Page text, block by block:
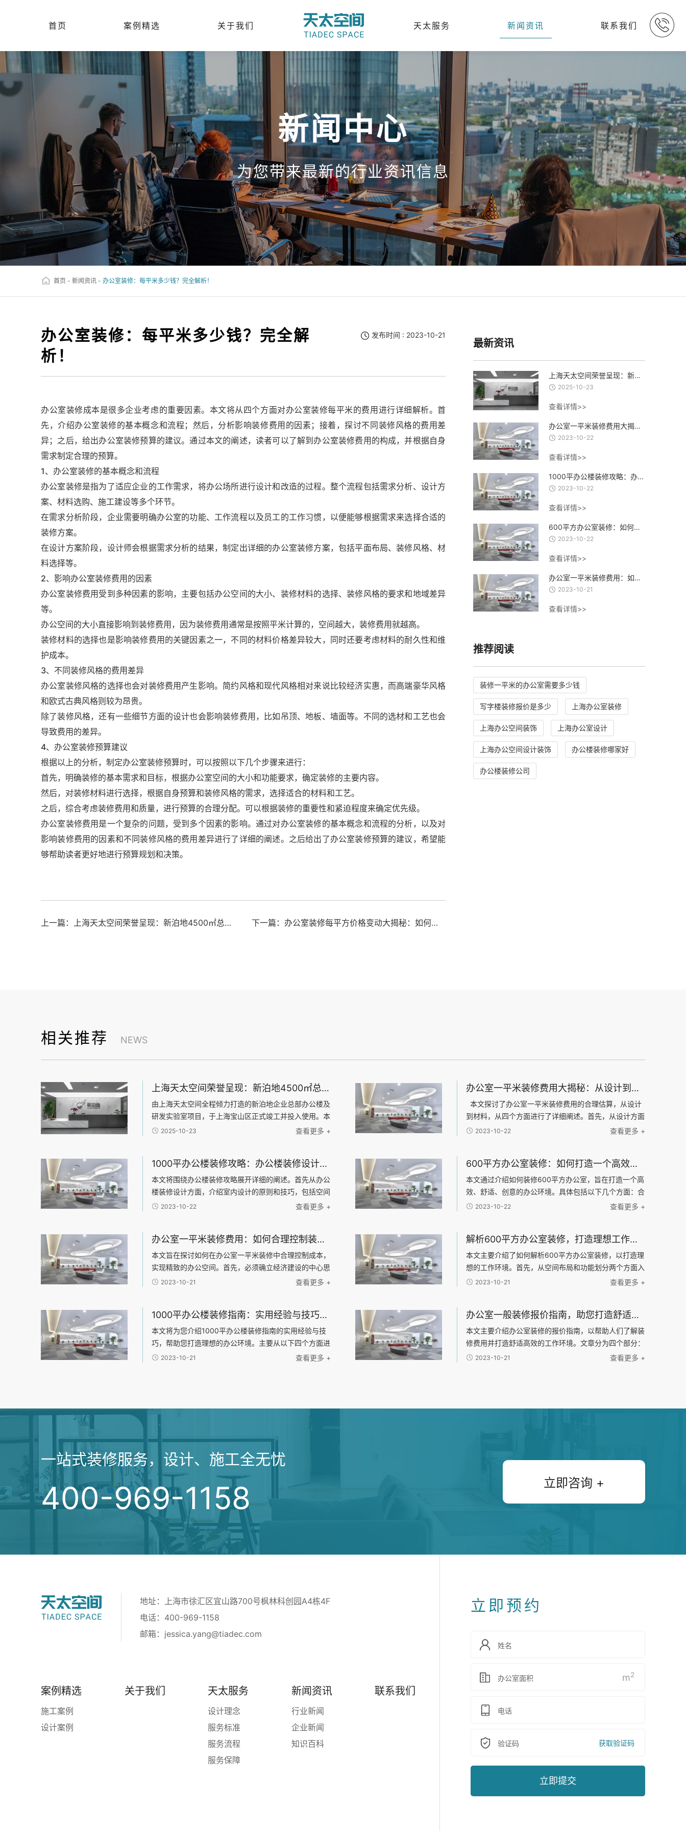
首页 案例精选 关于我们 天太服务 新闻资讯 联系我们
新闻中心
为您带来最新的行业资讯信息
首页 - 新闻资讯 - 办公室装修：每平米多少钱？完全解析！
办公室装修：每平米多少钱？完全解
析！
发布时间 : 2023-10-21
办公室装修成本是很多企业考虑的重要因素。本文将从四个方面对办公室装修每平米的费用进行详细解析。首
先，介绍办公室装修的基本概念和流程；然后，分析影响装修费用的因素；接着，探讨不同装修风格的费用差
异；之后，给出办公室装修预算的建议。通过本文的阐述，读者可以了解到办公室装修费用的构成，并根据自身
需求制定合理的预算。
1、办公室装修的基本概念和流程
办公室装修是指为了适应企业的工作需求，将办公场所进行设计和改造的过程。整个流程包括需求分析、设计方
案、材料选购、施工建设等多个环节。
在需求分析阶段，企业需要明确办公室的功能、工作流程以及员工的工作习惯，以便能够根据需求来选择合适的
装修方案。
在设计方案阶段，设计师会根据需求分析的结果，制定出详细的办公室装修方案，包括平面布局、装修风格、材
料选择等。
2、影响办公室装修费用的因素
办公室装修费用受到多种因素的影响，主要包括办公空间的大小、装修材料的选择、装修风格的要求和地域差异
等。
办公空间的大小直接影响到装修费用，因为装修费用通常是按照平米计算的，空间越大，装修费用就越高。
装修材料的选择也是影响装修费用的关键因素之一，不同的材料价格差异较大，同时还要考虑材料的耐久性和维
护成本。
3、不同装修风格的费用差异
办公室装修风格的选择也会对装修费用产生影响。简约风格和现代风格相对来说比较经济实惠，而高端豪华风格
和欧式古典风格则较为昂贵。
除了装修风格，还有一些细节方面的设计也会影响装修费用，比如吊顶、地板、墙面等。不同的选材和工艺也会
导致费用的差异。
4、办公室装修预算建议
根据以上的分析，制定办公室装修预算时，可以按照以下几个步骤来进行：
首先，明确装修的基本需求和目标，根据办公室空间的大小和功能要求，确定装修的主要内容。
然后，对装修材料进行选择，根据自身预算和装修风格的需求，选择适合的材料和工艺。
之后，综合考虑装修费用和质量，进行预算的合理分配。可以根据装修的重要性和紧迫程度来确定优先级。
办公室装修费用是一个复杂的问题，受到多个因素的影响。通过对办公室装修的基本概念和流程的分析，以及对
影响装修费用的因素和不同装修风格的费用差异进行了详细的阐述。之后给出了办公室装修预算的建议，希望能
够帮助读者更好地进行预算规划和决策。
上一篇：上海天太空间荣誉呈现：新泊地4500㎡总部科研办公一体化空间圆满交付 下一篇：办公室装修每平方价格变动大揭秘：如何合理控制装修成本？
最新资讯
上海天太空间荣誉呈现：新泊地4500㎡总部科研办公一体化空间圆满交付
2025-10-23
查看详情>>
办公室一平米装修费用大揭秘：从设计到材料，了解每一项费用的合理估算
2023-10-22
查看详情>>
1000平办公楼装修攻略：办公楼装修设计、材料选择与施工流程全指南
2023-10-22
查看详情>>
600平方办公室装修：如何打造一个高效、舒适、创意的办公环境？
2023-10-22
查看详情>>
办公室一平米装修费用：如何合理控制装修成本，实现精致办公空间的经济建设
2023-10-21
查看详情>>
推荐阅读
装修一平米的办公室需要多少钱
写字楼装修报价是多少 上海办公室装修
上海办公空间装饰 上海办公室设计
上海办公空间设计装饰 办公楼装修哪家好
办公楼装修公司
相关推荐 NEWS
上海天太空间荣誉呈现：新泊地4500㎡总部科研办公一体化空间圆满交付
由上海天太空间全程倾力打造的新泊地企业总部办公楼及
研发实验室项目，于上海宝山区正式竣工并投入使用。本
项目总面积达4500平方米，是天太空间在高新技术企业
技术企业的独特需求，天太空间设计团队以“专业、高
效、安全”为核心设计原则，精准规划空间架构。我们通
过清晰的动线与功能分区，实现了办公区与实验区的独立
与联动，既保障了研发环境的专业性与安全性，又极大地
2025-10-23 查看更多 +
办公室一平米装修费用大揭秘：从设计到材料，了解每一项费用的合理估算
本文探讨了办公室一平米装修费用的合理估算，从设计
到材料，从四个方面进行了详细阐述。首先，从设计方面
分析了办公室装修所需的设计费用，并介绍了不同设计风
2023-10-22 查看更多 +
1000平办公楼装修攻略：办公楼装修设计、材料选择与施工流程全指南
本文将围绕办公楼装修攻略展开详细的阐述。首先从办公
楼装修设计方面，介绍室内设计的原则和技巧，包括空间
布局、光线利用、色彩搭配等。然后，探讨办公楼装修材
2023-10-22 查看更多 +
600平方办公室装修：如何打造一个高效、舒适、创意的办公环境？
本文通过介绍如何装修600平方办公室，旨在打造一个高
效、舒适、创意的办公环境。具体包括以下几个方面：合
理布局、舒适家具、科技智能化和独特创意元素。合理布
2023-10-22 查看更多 +
办公室一平米装修费用：如何合理控制装修成本，实现精致办公空间的经济建设
本文旨在探讨如何在办公室一平米装修中合理控制成本，
实现精致的办公空间。首先，必须确立经济建设的中心思
想。其次，可以从四个方面入手：定制化设计、材料选
2023-10-21 查看更多 +
解析600平方办公室装修，打造理想工作环境的技巧与建议
本文主要介绍了如何解析600平方办公室装修，以打造理
想的工作环境。首先，从空间布局和功能划分两个方面入
手，分析了合理的办公室布局和不同功能区域的设计建
2023-10-21 查看更多 +
1000平办公楼装修指南：实用经验与技巧解密，帮助您打造理想的办公环境！
本文将为您介绍1000平办公楼装修指南的实用经验与技
巧，帮助您打造理想的办公环境。主要从以下四个方面进
行阐述：1、规划办公空间；2、选择合适的装修材料；
2023-10-21 查看更多 +
办公室一般装修报价指南，助您打造舒适高效的工作环境！
本文主要介绍办公室装修的报价指南，以帮助人们了解装
修费用并打造舒适高效的工作环境。文章分为四个部分：
首先是装修的基本费用，包括设计费、施工费和材料费
2023-10-21 查看更多 +
一站式装修服务，设计、施工全无忧
400-969-1158 立即咨询 +
地址：上海市徐汇区宜山路700号枫林科创园A4栋4F
电话：400-969-1158
邮箱： jessica.yang@tiadec.com
案例精选
施工案例
设计案例
关于我们 天太服务
设计理念
服务标准
服务流程
服务保障
新闻资讯
行业新闻
企业新闻
知识百科
联系我们
立即预约
m2
获取验证码